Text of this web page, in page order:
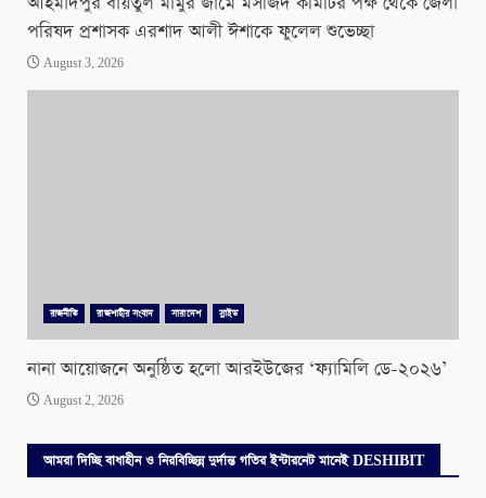
পরিষদ প্রশাসক এরশাদ আলী ঈশাকে ফুলেল শুভেচ্ছা
August 3, 2026
রাজনীতি রাজশাহীর সংবাদ সারাদেশ স্লাইড
নানা আয়োজনে অনুষ্ঠিত হলো আরইউজের ‘ফ্যামিলি ডে-২০২৬’
August 2, 2026
আমরা দিচ্ছি বাধাহীন ও নিরবিচ্ছিন্ন দুর্দান্ত গতির ইন্টারনেট মানেই DESHIBIT